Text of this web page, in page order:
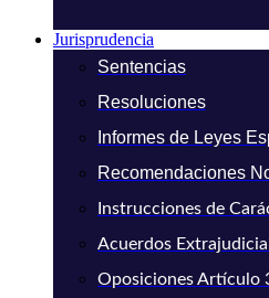
Jurisprudencia
Sentencias
Resoluciones
Informes de Leyes
Recomendaciones
Instrucciones de
Acuerdos
Oposiciones Artículo